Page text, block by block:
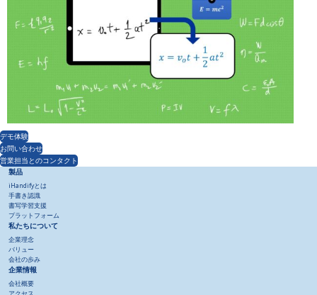
デモ体験
お問い合わせ
営業担当とのコンタクト
製品
iHandifyとは
手書き認識
書写学習支援
プラットフォーム
私たちについて
企業理念
バリュー
会社の歩み
企業情報
会社概要